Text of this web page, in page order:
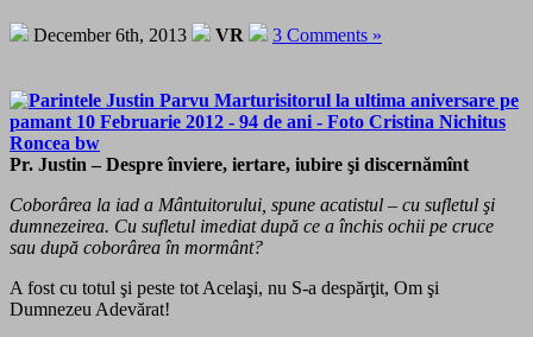
December 6th, 2013 VR 3 Comments »
Pr. Justin – Despre înviere, iertare, iubire şi discernămînt
Coborârea la iad a Mântuitorului, spune acatistul – cu sufletul şi
dumnezeirea. Cu sufletul imediat după ce a închis ochii pe cruce
sau după coborârea în mormânt?
A fost cu totul şi peste tot Acelaşi, nu S-a despărţit, Om şi
Dumnezeu Adevărat!